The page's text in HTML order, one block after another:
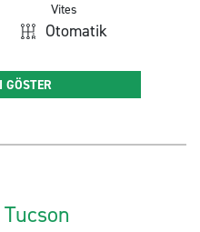
Vites
Otomatik
GÖSTER